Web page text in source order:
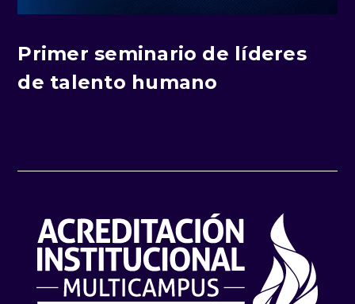
Primer seminario de líderes
de talento humano